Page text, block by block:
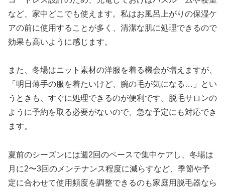
など、家中どこでも使えます。私はお風呂上がりの保湿ケ
アの前に使用することが多く、清潔な肌に処理できるので
効果も高いように感じます。
また、冬場はニット素材の洋服を着る機会が増えますが、
「明日薄手の服を着たいけど、腕の毛が気になる…」とい
うときも、すぐに処理できるのが便利です。脱毛サロンの
ように予約を取る必要がないので、急な予定にも対応でき
ます。
夏前のシーズンには週2回のペースで集中ケアし、冬場は
月に2〜3回のメンテナンス程度に減らすなど、季節や予
定に合わせて使用頻度を調整できるのも家庭用脱毛器なら